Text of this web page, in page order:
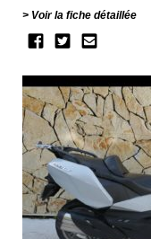
Voir la fiche détaillée